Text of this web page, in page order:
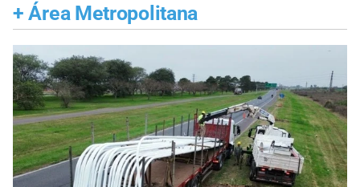
+ Área Metropolitana